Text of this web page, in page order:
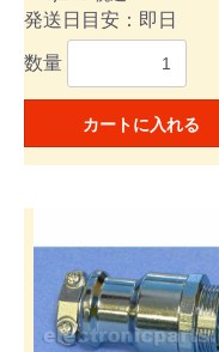
発送日目安：即日
数量
カートに入れる